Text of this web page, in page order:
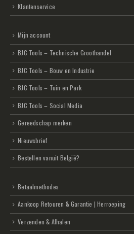
Klantenservice
Mijn account
BJC Tools – Technische Groothandel
BJC Tools – Bouw en Industrie
BJC Tools – Tuin en Park
BJC Tools – Social Media
Gereedschap merken
Nieuwsbrief
Bestellen vanuit België?
Betaalmethodes
Aankoop Retouren & Garantie | Herroeping
Verzenden & Afhalen